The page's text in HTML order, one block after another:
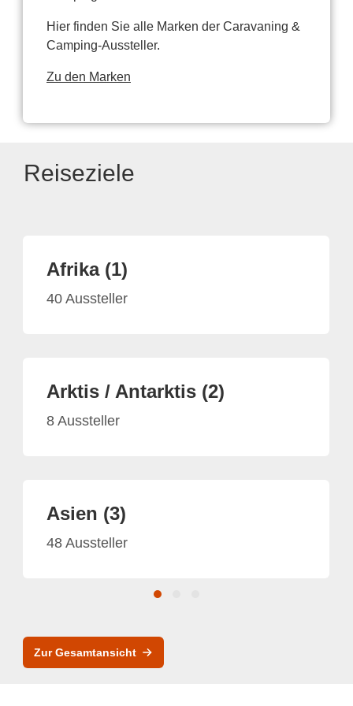
Hier finden Sie alle Marken der Caravaning &
Camping-Aussteller.
Zu den Marken
Reiseziele
Afrika (1)
40 Aussteller
Arktis / Antarktis (2)
8 Aussteller
Asien (3)
48 Aussteller
Zur Gesamtansicht